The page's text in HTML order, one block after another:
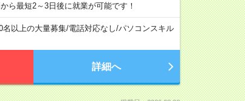
ら最短2～3日後に就業が可能です！
名以上の大量募集/電話対応なし/パソコンスキル
詳細へ